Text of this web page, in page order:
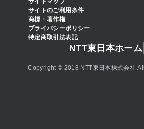
サイトのご利用条件
商標・著作権
プライバシーポリシー
特定商取引法表記
NTT東日本ホーム
Copyright © 2018 NTT東日本株式会社